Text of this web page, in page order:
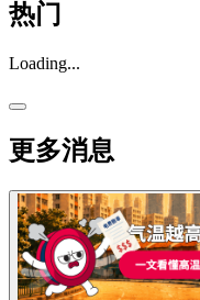
热门
Loading...
更多消息